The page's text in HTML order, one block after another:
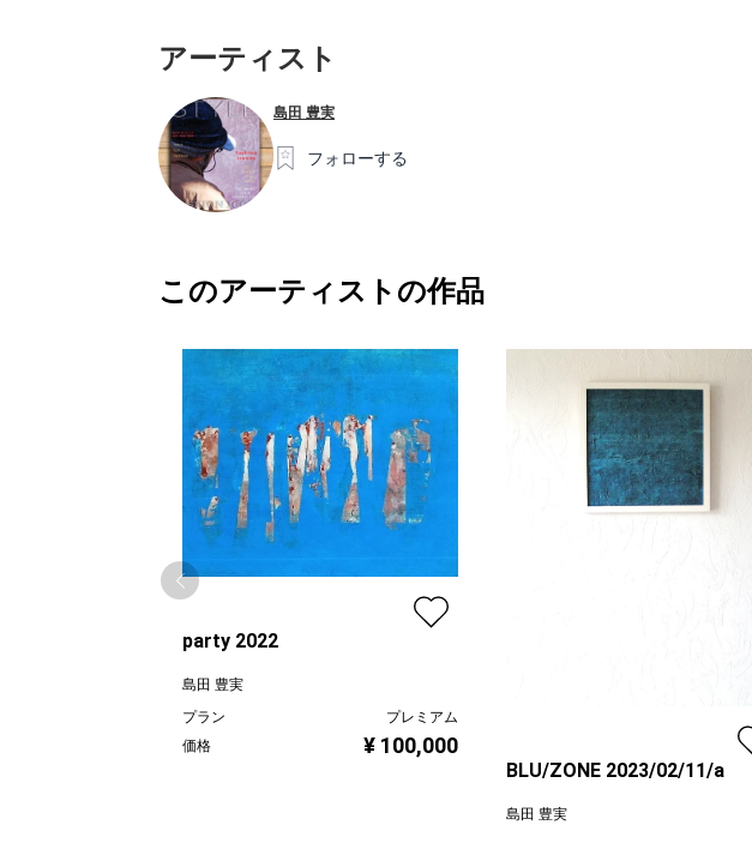
アーティスト
島田 豊実
フォローする
このアーティストの作品
party 2022
島田 豊実
プラン
プレミアム
価格
¥ 100,000
BLU/ZONE 2023/02/11/a
島田 豊実